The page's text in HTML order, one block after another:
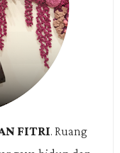
FITRI. Ruang